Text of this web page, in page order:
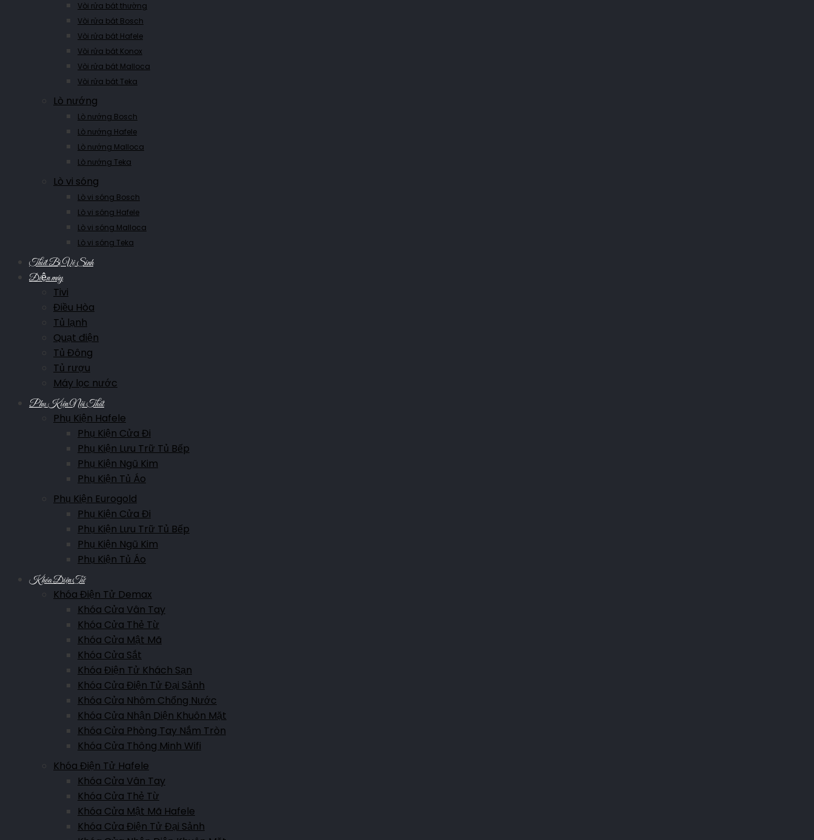
Vòi rửa bát thường
Vòi rửa bát Bosch
Vòi rửa bát Hafele
Vòi rửa bát Konox
Vòi rửa bát Malloca
Vòi rửa bát Teka
Lò nướng
Lò nướng Bosch
Lò nướng Hafele
Lò nướng Malloca
Lò nướng Teka
Lò vi sóng
Lò vi sóng Bosch
Lò vi sóng Hafele
Lò vi sóng Malloca
Lò vi sóng Teka
Thiết Bị Vệ Sinh
Điện máy
Tivi
Điều Hòa
Tủ lạnh
Quạt điện
Tủ Đông
Tủ rượu
Máy lọc nước
Phụ Kiện Nội Thất
Phụ Kiện Hafele
Phụ Kiện Cửa Đi
Phụ Kiện Lưu Trữ Tủ Bếp
Phụ Kiện Ngũ Kim
Phụ Kiện Tủ Áo
Phụ Kiện Eurogold
Phụ Kiện Cửa Đi
Phụ Kiện Lưu Trữ Tủ Bếp
Phụ Kiện Ngũ Kim
Phụ Kiện Tủ Áo
Khóa Điện Tử
Khóa Điện Tử Demax
Khóa Cửa Vân Tay
Khóa Cửa Thẻ Từ
Khóa Cửa Mật Mã
Khóa Cửa Sắt
Khóa Điện Tử Khách Sạn
Khóa Cửa Điện Tử Đại Sảnh
Khóa Cửa Nhôm Chống Nước
Khóa Cửa Nhận Diện Khuôn Mặt
Khóa Cửa Phòng Tay Nắm Tròn
Khóa Cửa Thông Minh Wifi
Khóa Điện Tử Hafele
Khóa Cửa Vân Tay
Khóa Cửa Thẻ Từ
Khóa Cửa Mật Mã Hafele
Khóa Cửa Điện Tử Đại Sảnh